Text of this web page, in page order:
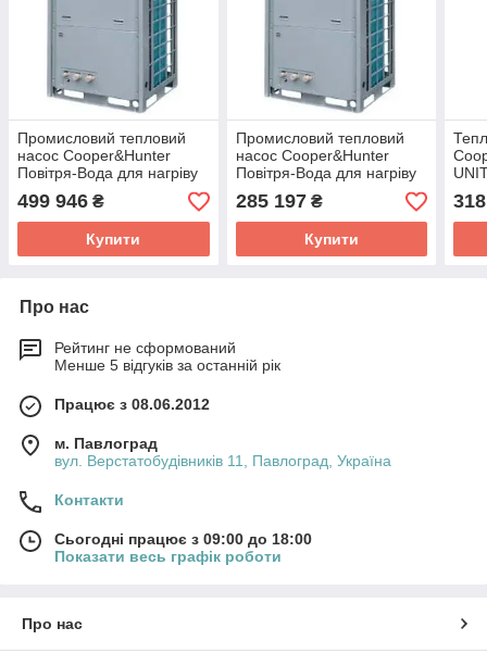
Промисловий тепловий
насос Cooper&Hunter
Повітря-Вода для нагріву
води (ГВП) CH-
HP60MFNM
499 946 ₴
Купити
Промисловий тепловий
насос Cooper&Hunter
Повітря-Вода для нагріву
води (ГВП) CH-
HP30MFNM
285 197₴
Купити
Про нас
Рейтинг не сформований
Менше 5 відгуків за останній рік
Працює з 08.06.2012
м. Павлоград
вул. Верстатобудівників 11, Павлоград, Україна
Контакти
Сьогодні працює з 09:00 до 18:00
Показати весь графік роботи
Про нас